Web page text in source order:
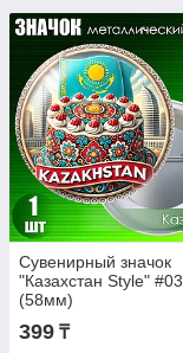
Сувенирный значок
"Казахстан Style" #03
(58мм)
399 ₸